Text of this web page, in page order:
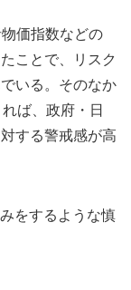
価指数などの
ことで、リスク
いる。そのなか
ば、政府・日
する警戒感が高
をするような慎